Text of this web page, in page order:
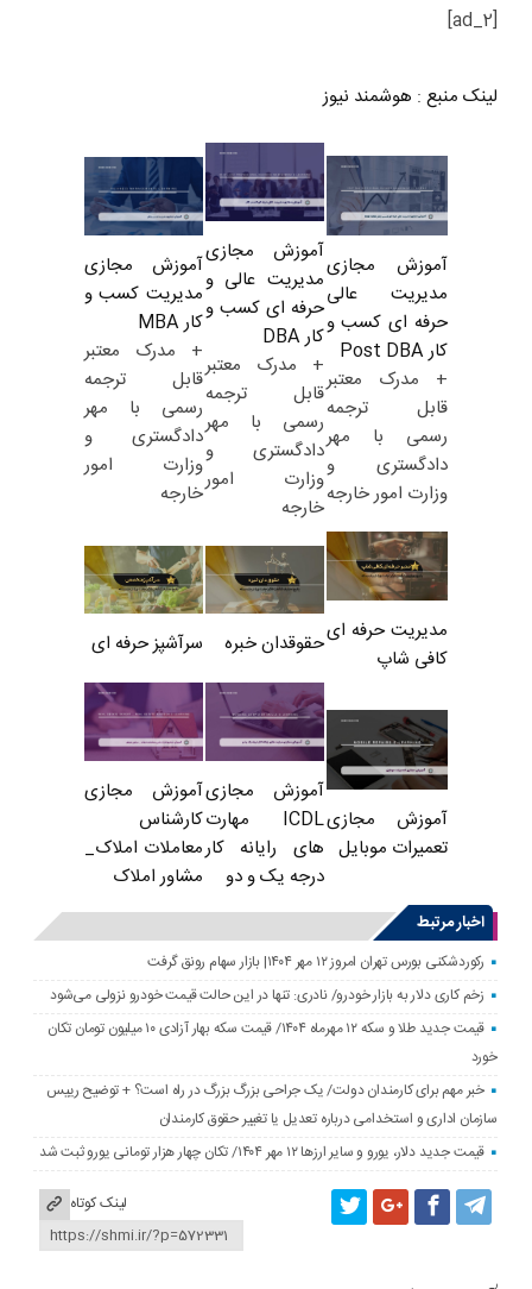
[ad_2]
لینک منبع : هوشمند نیوز
آموزش مجازی
مدیریت عالی
حرفه ای کسب و
کار Post DBA
+ مدرک معتبر
قابل ترجمه
رسمی با مهر
دادگستری و
وزارت امور خارجه
آموزش مجازی
مدیریت عالی و
حرفه ای کسب و
کار DBA
+ مدرک معتبر
قابل ترجمه
رسمی با مهر
دادگستری و
وزارت امور
خارجه
آموزش مجازی
مدیریت کسب و
کار MBA
+ مدرک معتبر
قابل ترجمه
رسمی با مهر
دادگستری و
وزارت امور
خارجه
مدیریت حرفه ای
کافی شاپ
حقوقدان خبره سرآشپز حرفه ای
آموزش مجازی
تعمیرات موبایل
آموزش مجازی
ICDL مهارت
های رایانه کار
درجه یک و دو
آموزش مجازی
کارشناس
معاملات املاک_
مشاور املاک
اخبار مرتبط
رکوردشکنی بورس تهران امروز ۱۲ مهر ۱۴۰۴| بازار سهام رونق گرفت
زخم کاری دلار به بازار خودرو/ نادری: تنها در این حالت قیمت خودرو نزولی می‌شود
قیمت جدید طلا و سکه ۱۲ مهرماه ۱۴۰۴/ قیمت سکه بهار آزادی ۱۰ میلیون تومان تکان
خورد
خبر مهم برای کارمندان دولت/ یک جراحی بزرگ بزرگ در راه است؟ + توضیح رییس
سازمان اداری و استخدامی درباره تعدیل یا تغییر حقوق کارمندان
قیمت جدید دلار، یورو و سایر ارزها ۱۲ مهر ۱۴۰۴/ تکان چهار هزار تومانی یورو ثبت شد
لینک کوتاه